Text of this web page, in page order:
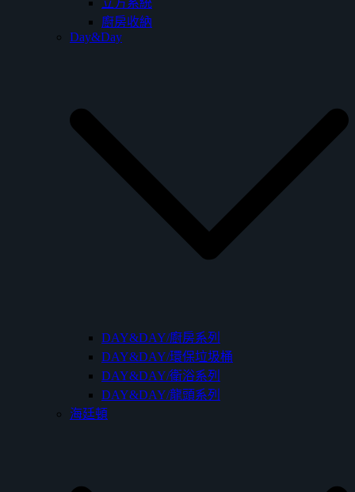
立方系統
廚房收納
Day&Day
DAY&DAY/廚房系列
DAY&DAY/環保垃圾桶
DAY&DAY/衛浴系列
DAY&DAY/龍頭系列
海廷頓